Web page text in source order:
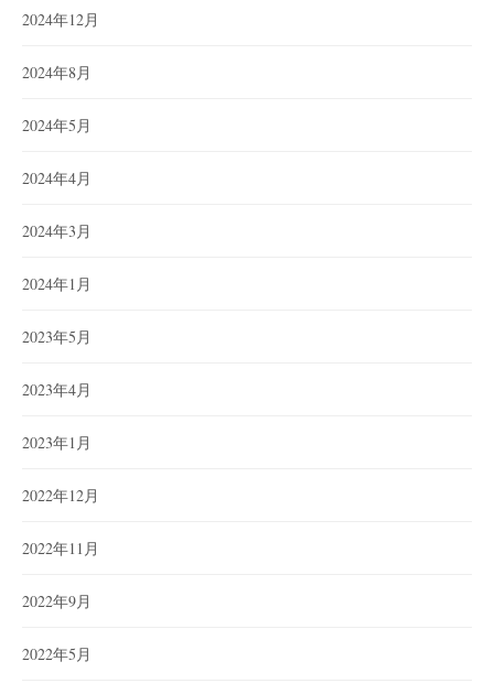
2024年12月
2024年8月
2024年5月
2024年4月
2024年3月
2024年1月
2023年5月
2023年4月
2023年1月
2022年12月
2022年11月
2022年9月
2022年5月